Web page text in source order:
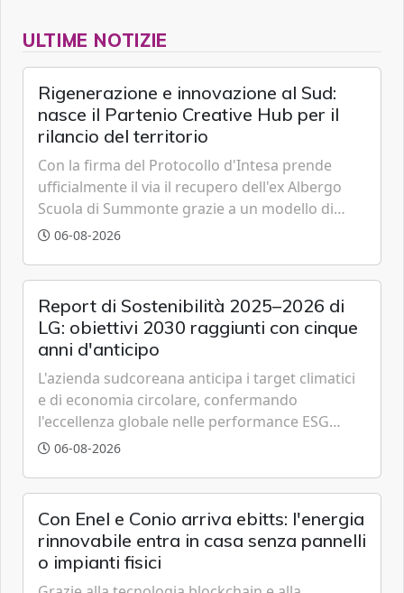
ULTIME NOTIZIE
Rigenerazione e innovazione al Sud:
nasce il Partenio Creative Hub per il
rilancio del territorio
Con la firma del Protocollo d'Intesa prende
ufficialmente il via il recupero dell'ex Albergo
Scuola di Summonte grazie a un modello di
partenariato pubblico-privato e a una rete di
06-08-2026
Report di Sostenibilità 2025–2026 di
LG: obiettivi 2030 raggiunti con cinque
anni d'anticipo
L'azienda sudcoreana anticipa i target climatici
e di economia circolare, confermando
l'eccellenza globale nelle performance ESG
grazie a innovazione, accessibilità e governance
06-08-2026
Con Enel e Conio arriva ebitts: l'energia
rinnovabile entra in casa senza pannelli
o impianti fisici